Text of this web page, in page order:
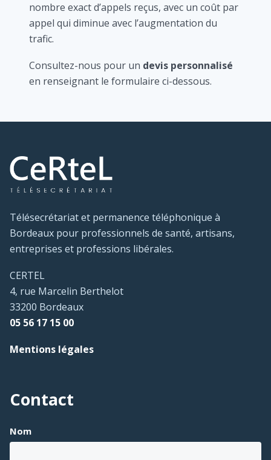
nombre exact d’appels reçus, avec un coût par
appel qui diminue avec l’augmentation du
trafic.
Consultez-nous pour un devis personnalisé
en renseignant le formulaire ci-dessous.
Télésecrétariat et permanence téléphonique à
Bordeaux pour professionnels de santé, artisans,
entreprises et professions libérales.
CERTEL
4, rue Marcelin Berthelot
33200 Bordeaux
05 56 17 15 00
Mentions légales
Contact
Nom